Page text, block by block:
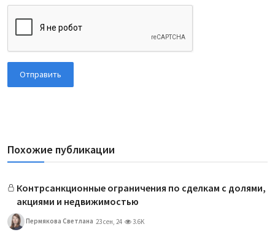
Отправить
Похожие публикации
Контрсанкционные ограничения по сделкам с долями,
акциями и недвижимостью
Пермякова Светлана 23 сен, 24 3.6K